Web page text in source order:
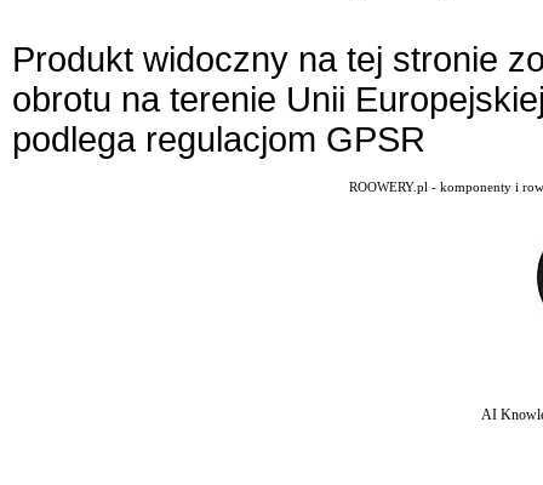
Produkt widoczny na tej stronie
obrotu na terenie Unii
podlega regulacjom GPSR
ROOWERY.pl - komponenty i
AI